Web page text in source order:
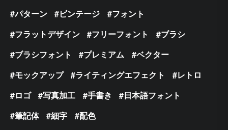
パターン
ビンテージ
フォント
フラットデザイン
フリーフォント
ブラシ
ブラシフォント
プレミアム
ベクター
モックアップ
ライティングエフェクト
レトロ
ロゴ
写真加工 手書き
日本語フォント
筆記体
細字 配色